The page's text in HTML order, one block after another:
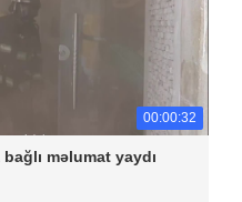
00:00:32
məlumat yaydı